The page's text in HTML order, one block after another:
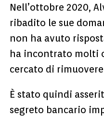
Nell’ottobre 2020,
ribadito le sue
non ha avuto
ha incontrato molti
cercato di
È stato quindi
segreto bancario